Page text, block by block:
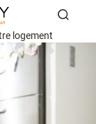
logement